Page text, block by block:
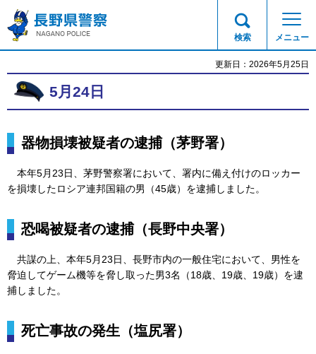
長野県警察
検索 メニュー
更新日：2026年5月25日
5月24日
器物損壊被疑者の逮捕（茅野署）
本年5月23日、茅野警察署において、署内に備え付けのロッカー
を損壊したロシア連邦国籍の男（45歳）を逮捕しました。
恐喝被疑者の逮捕（長野中央署）
共謀の上、本年5月23日、長野市内の一般住宅において、男性を
脅迫してゲーム機等を脅し取った男3名（18歳、19歳、19歳）を逮
捕しました。
死亡事故の発生（塩尻署）